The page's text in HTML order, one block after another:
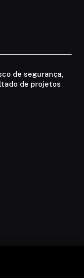
de segurança,
de projetos